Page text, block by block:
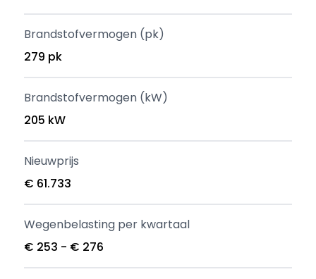
Brandstofvermogen (pk)
279 pk
Brandstofvermogen (kW)
205 kW
Nieuwprijs
€ 61.733
Wegenbelasting per kwartaal
€ 253 - € 276